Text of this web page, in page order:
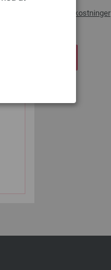
forsendelsesomkostninger